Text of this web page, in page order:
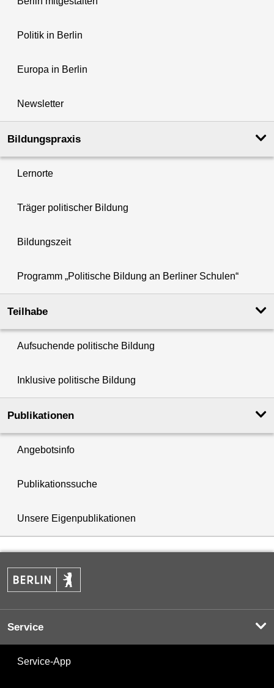
Politik in Berlin
Europa in Berlin
Newsletter
Bildungspraxis
Lernorte
Träger politischer Bildung
Bildungszeit
Programm „Politische Bildung an Berliner Schulen“
Teilhabe
Aufsuchende politische Bildung
Inklusive politische Bildung
Publikationen
Angebotsinfo
Publikationssuche
Unsere Eigenpublikationen
Service
Service-App